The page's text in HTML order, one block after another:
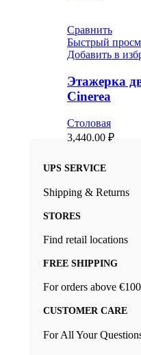
Сравнить
Быстрый
Добавить в
Этажерка
Cinerea
Столовая
3,440.00 ₽
UPS SERVICE
Shipping & Returns
STORES
Find retail locations
FREE SHIPPING
For orders above €100
CUSTOMER CARE
For All Your